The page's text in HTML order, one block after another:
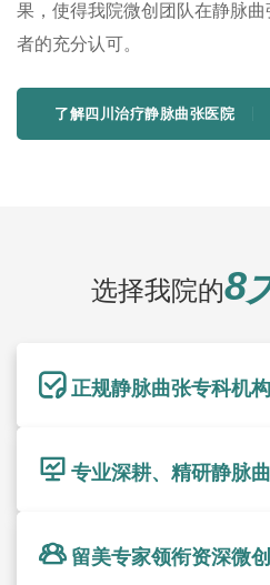
果，使得我院微创团队在静脉
者的充分认可。
了解四川治疗静脉曲张医院
选择我院的8
正规静脉曲张专科机构
专业深耕、精研静脉
留美专家领衔资深微